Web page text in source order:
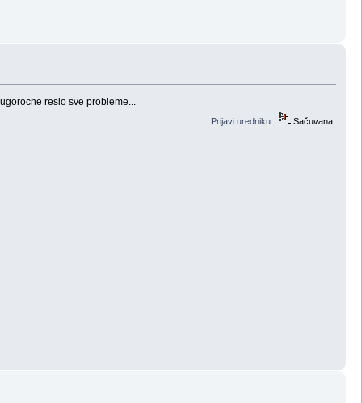
resio sve probleme...
Prijavi uredniku Sačuvana